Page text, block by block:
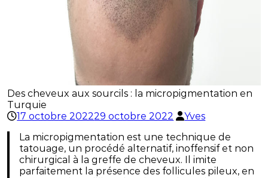
Des cheveux aux sourcils : la micropigmentation en
Turquie
17 octobre 202229 octobre 2022
Yves
La micropigmentation est une technique de
tatouage, un procédé alternatif, inoffensif et non
chirurgical à la greffe de cheveux. Il imite
parfaitement la présence des follicules pileux, en